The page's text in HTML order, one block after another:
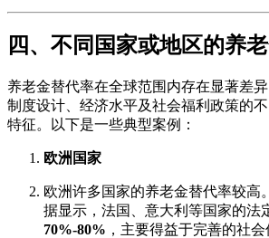
四、不同国家或地区的养
养老金替代率在全球范围内存在显著差
制度设计、经济水平及社会福利政策的
特征。以下是一些典型案例：
欧洲国家
欧洲许多国家的养老金替代率较高
据显示，法国、意大利等国家的法
70%-80% ，主要得益于完善的社会